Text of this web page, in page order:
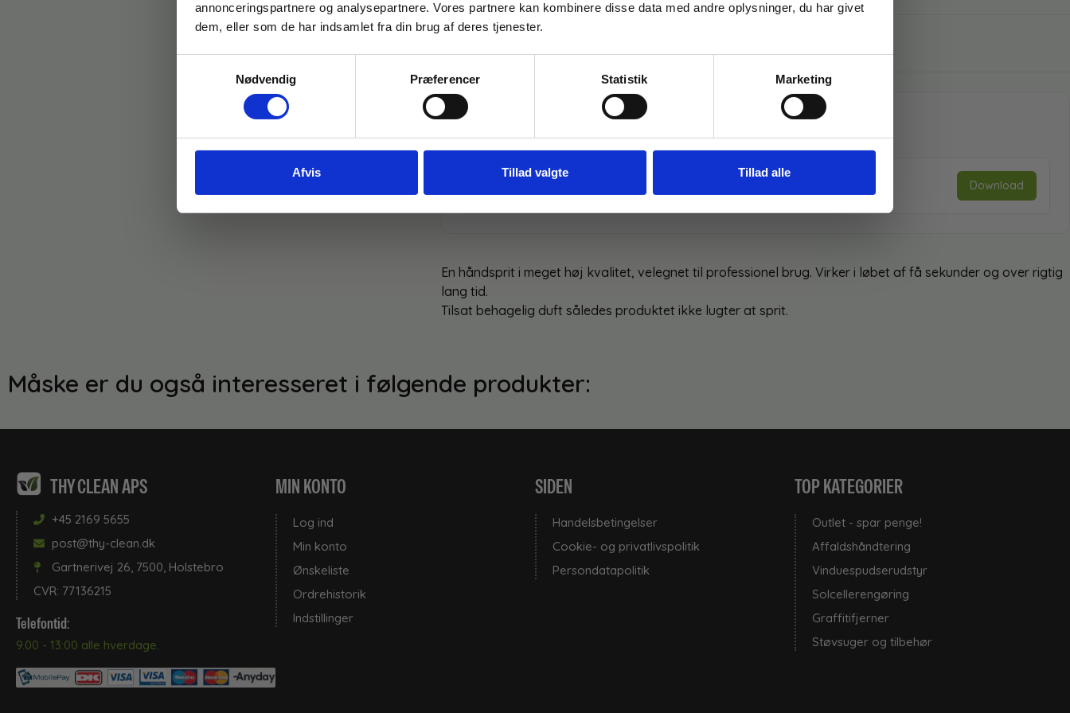
annonceringspartnere og analysepartnere. Vores partnere kan kombinere disse data med andre oplysninger, du har givet
dem, eller som de har indsamlet fra din brug af deres tjenester.
Nødvendig
Præferencer Statistik Marketing
Afvis Tillad valgte Tillad alle
Produktdokumentation
Download
En håndsprit i meget høj kvalitet, velegnet til professionel brug. Virker i løbet af få sekunder og over rigtig
lang tid.
Tilsat behagelig duft således produktet ikke lugter at sprit.
Måske er du også interesseret i følgende produkter:
THY CLEAN APS
+45 2169 5655
post@thy-clean.dk
Gartnerivej 26, 7500, Holstebro
CVR: 77136215
Telefontid:
9.00 - 13:00 alle hverdage.
MIN KONTO
Log ind
Min konto
Ønskeliste
Ordrehistorik
Indstillinger
SIDEN
Handelsbetingelser
Cookie- og privatlivspolitik
Persondatapolitik
TOP KATEGORIER
Outlet - spar penge!
Affaldshåndtering
Vinduespudserudstyr
Solcellerengøring
Graffitifjerner
Støvsuger og tilbehør
Email